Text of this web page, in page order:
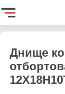
Главная
Днище